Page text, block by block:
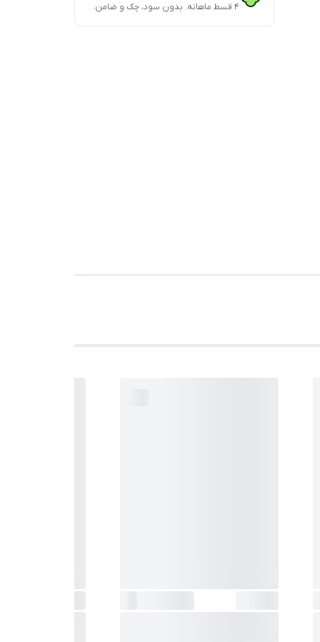
۴ قسط ماهانه. بدون سود، چک و ضامن.